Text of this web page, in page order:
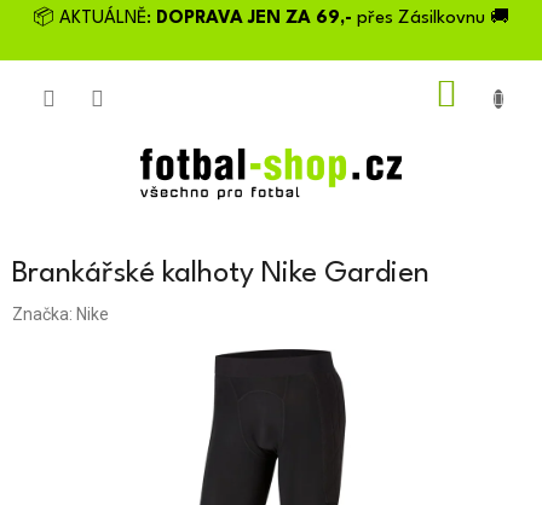
Přejít📦 AKTUÁLNĚ: DOPRAVA JEN ZA 69,- přes Zásilkovnu 🚚
Brankářské kalhoty Nike Gardien
Značka: Nike